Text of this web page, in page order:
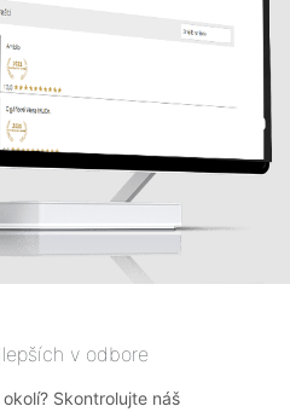
v odbore
Skontrolujte náš